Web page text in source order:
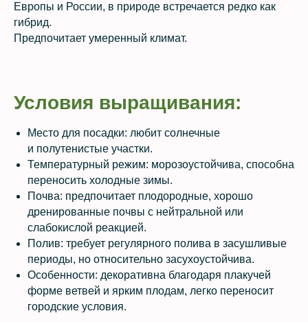
Европы и России, в природе встречается редко как
гибрид.
Предпочитает умеренный климат.
Условия выращивания:
Место для посадки: любит солнечные
и полутенистые участки.
Температурный режим: морозоустойчива, способна
переносить холодные зимы.
Почва: предпочитает плодородные, хорошо
дренированные почвы с нейтральной или
слабокислой реакцией.
Полив: требует регулярного полива в засушливые
периоды, но относительно засухоустойчива.
Особенности: декоративна благодаря плакучей
форме ветвей и ярким плодам, легко переносит
городские условия.